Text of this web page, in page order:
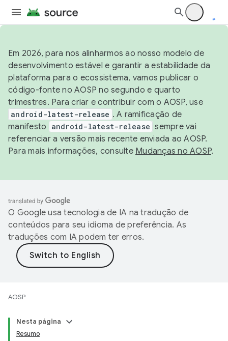
Em 2026, para nos alinharmos ao nosso modelo de
desenvolvimento estável e garantir a estabilidade da
plataforma para o ecossistema, vamos publicar o
código-fonte no AOSP no segundo e quarto
trimestres. Para criar e contribuir com o AOSP, use
android-latest-release . A ramificação de
manifesto
android-latest-release sempre vai
referenciar a versão mais recente enviada ao AOSP.
Para mais informações, consulte Mudanças no AOSP.
O Google usa tecnologia de IA na tradução de
conteúdos para seu idioma de preferência. As
traduções com IA podem ter erros.
AOSP
Nesta página
Resumo